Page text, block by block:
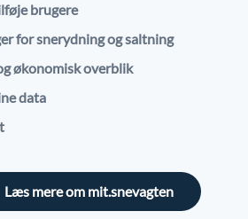
brugere
for snerydning og saltning
økonomisk overblik
data
Læs mere om mit.snevagten